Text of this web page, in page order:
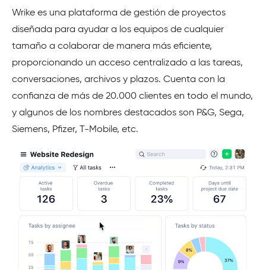
Wrike es una plataforma de gestión de proyectos
diseñada para ayudar a los equipos de cualquier
tamaño a colaborar de manera más eficiente,
proporcionando un acceso centralizado a las tareas,
conversaciones, archivos y plazos. Cuenta con la
confianza de más de 20.000 clientes en todo el mundo,
y algunos de los nombres destacados son P&G, Sega,
Siemens, Pfizer, T-Mobile, etc.